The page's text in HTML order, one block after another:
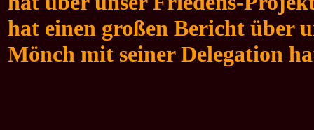
hat einen großen Bericht über
Mönch mit seiner Delegation